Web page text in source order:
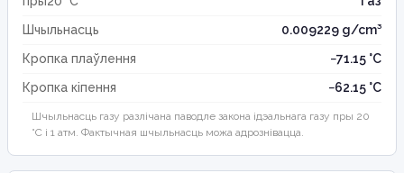
Шчыльнасць
0.009229 g/cm³
Кропка плаўлення
−71.15 °C
Кропка кіпення
−62.15 °C
Шчыльнасць газу разлічана паводле закона ідэальнага газу пры 20
°C і 1 атм. Фактычная шчыльнасць можа адрознівацца.